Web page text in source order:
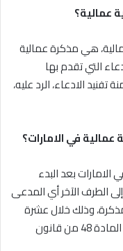
عمالية؟
هي مذكرة عمالية
التي تقدم بها
الادعاء، الرد عليه،
في الامارات؟
بعد البدء
الطرف الآخر أي المدعى
وذلك خلال عشرة
أيام من تاريخ إعلانه بها بحسب ما نصت عليه المادة 48 من قانون